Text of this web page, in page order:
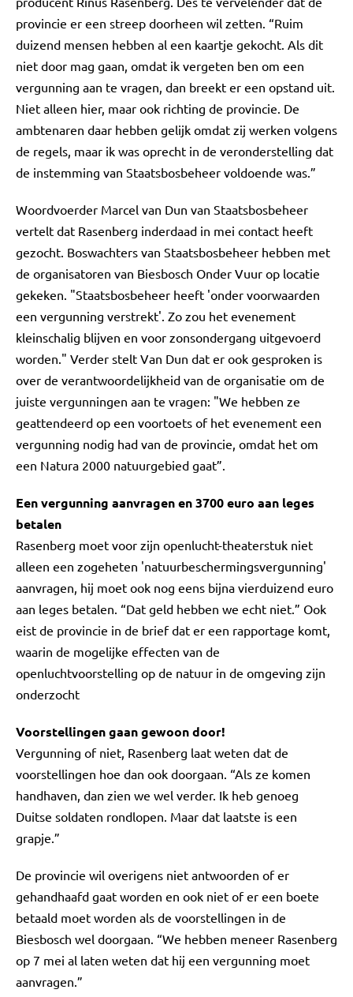
provincie er een streep doorheen wil zetten. “Ruim
duizend mensen hebben al een kaartje gekocht. Als dit
niet door mag gaan, omdat ik vergeten ben om een
vergunning aan te vragen, dan breekt er een opstand uit.
Niet alleen hier, maar ook richting de provincie. De
ambtenaren daar hebben gelijk omdat zij werken volgens
de regels, maar ik was oprecht in de veronderstelling dat
de instemming van Staatsbosbeheer voldoende was.”
Woordvoerder Marcel van Dun van Staatsbosbeheer
vertelt dat Rasenberg inderdaad in mei contact heeft
gezocht. Boswachters van Staatsbosbeheer hebben met
de organisatoren van Biesbosch Onder Vuur op locatie
gekeken. "Staatsbosbeheer heeft 'onder voorwaarden
een vergunning verstrekt'. Zo zou het evenement
kleinschalig blijven en voor zonsondergang uitgevoerd
worden." Verder stelt Van Dun dat er ook gesproken is
over de verantwoordelijkheid van de organisatie om de
juiste vergunningen aan te vragen: "We hebben ze
geattendeerd op een voortoets of het evenement een
vergunning nodig had van de provincie, omdat het om
een Natura 2000 natuurgebied gaat”.
Een vergunning aanvragen en 3700 euro aan leges
betalen
Rasenberg moet voor zijn openlucht-theaterstuk niet
alleen een zogeheten 'natuurbeschermingsvergunning'
aanvragen, hij moet ook nog eens bijna vierduizend euro
aan leges betalen. “Dat geld hebben we echt niet.” Ook
eist de provincie in de brief dat er een rapportage komt,
waarin de mogelijke effecten van de
openluchtvoorstelling op de natuur in de omgeving zijn
onderzocht
Voorstellingen gaan gewoon door!
Vergunning of niet, Rasenberg laat weten dat de
voorstellingen hoe dan ook doorgaan. “Als ze komen
handhaven, dan zien we wel verder. Ik heb genoeg
Duitse soldaten rondlopen. Maar dat laatste is een
grapje.”
De provincie wil overigens niet antwoorden of er
gehandhaafd gaat worden en ook niet of er een boete
betaald moet worden als de voorstellingen in de
Biesbosch wel doorgaan. “We hebben meneer Rasenberg
op 7 mei al laten weten dat hij een vergunning moet
aanvragen.”